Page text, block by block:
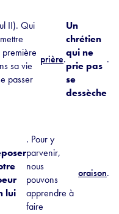
II). Qui
sa vie
passer
prière.
Un
chrétien
qui ne
prie pas
se
dessèche
.
lui
. Pour y
parvenir,
nous
pouvons
apprendre à
faire
oraison.